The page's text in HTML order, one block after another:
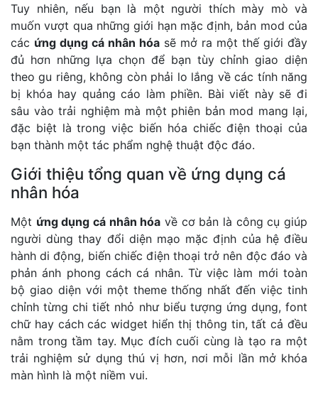
Tuy nhiên, nếu bạn là một người thích mày mò và
muốn vượt qua những giới hạn mặc định, bản mod của
các ứng dụng cá nhân hóa sẽ mở ra một thế giới đầy
đủ hơn những lựa chọn để bạn tùy chỉnh giao diện
theo gu riêng, không còn phải lo lắng về các tính năng
bị khóa hay quảng cáo làm phiền. Bài viết này sẽ đi
sâu vào trải nghiệm mà một phiên bản mod mang lại,
đặc biệt là trong việc biến hóa chiếc điện thoại của
bạn thành một tác phẩm nghệ thuật độc đáo.
Giới thiệu tổng quan về ứng dụng cá
nhân hóa
Một ứng dụng cá nhân hóa về cơ bản là công cụ giúp
người dùng thay đổi diện mạo mặc định của hệ điều
hành di động, biến chiếc điện thoại trở nên độc đáo và
phản ánh phong cách cá nhân. Từ việc làm mới toàn
bộ giao diện với một theme thống nhất đến việc tinh
chỉnh từng chi tiết nhỏ như biểu tượng ứng dụng, font
chữ hay cách các widget hiển thị thông tin, tất cả đều
nằm trong tầm tay. Mục đích cuối cùng là tạo ra một
trải nghiệm sử dụng thú vị hơn, nơi mỗi lần mở khóa
màn hình là một niềm vui.